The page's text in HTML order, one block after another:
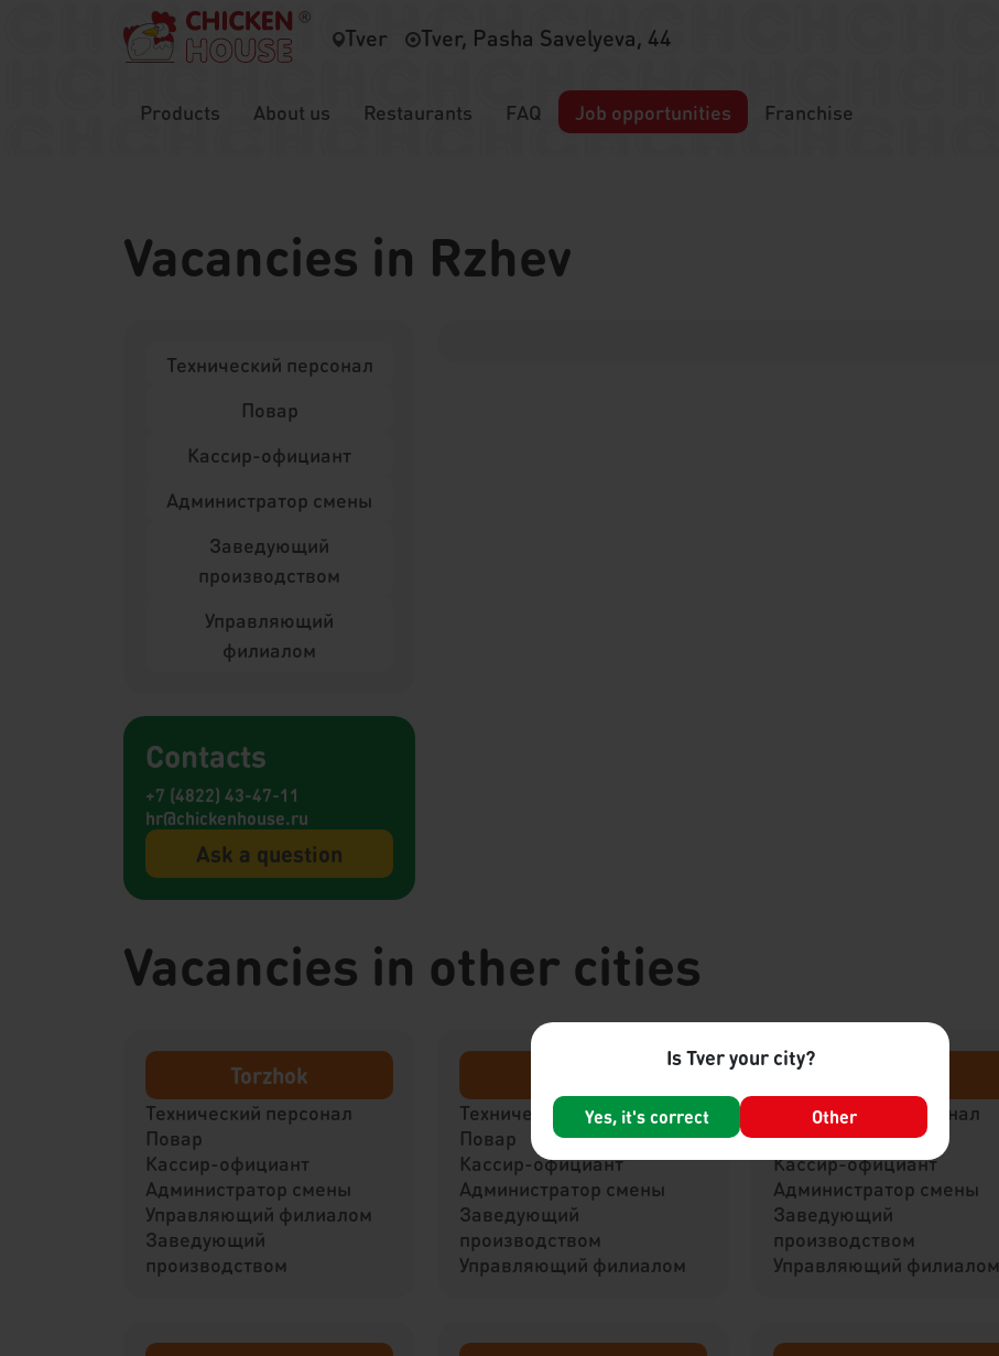
Is Tver your city?
Yes, it's correct Other
Tver Tver, Pasha Savelyeva, 44
Products About us Restaurants FAQ Job opportunities Franchise
Vacancies in Rzhev
Технический персонал
Повар
Кассир-официант
Администратор смены
Заведующий
производством
Управляющий
филиалом
Contacts
+7 (4822) 43-47-11
hr@chickenhouse.ru
Ask a question
Vacancies in other cities
Torzhok
Технический персонал
Повар
Кассир-официант
Администратор смены
Управляющий филиалом
Заведующий
производством
Технический персонал
Повар
Кассир-официант
Администратор смены
Заведующий
производством
Управляющий филиалом
Технический персонал
Повар
Кассир-официант
Администратор смены
Заведующий
производством
Управляющий филиалом